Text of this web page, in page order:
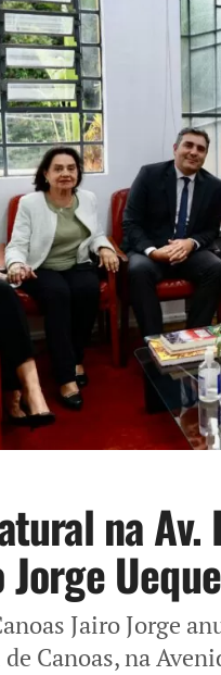
na
Jairo Jorge
Canoas, na